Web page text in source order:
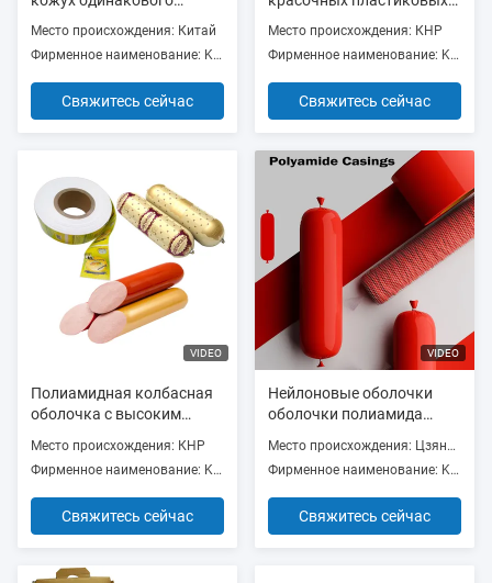
качества 24 мм
съедобный для сосисок
Место происхождения: Китай
Фирменное наименование: Kingred
Свяжитесь сейчас
Место происхождения: КНР
Фирменное наименование: Kingred
Свяжитесь сейчас
VIDEO
Полиамидная колбасная
оболочка с высоким
Место происхождения: КНР
Фирменное наименование: Kingred
Свяжитесь сейчас
VIDEO
Нейлоновые оболочки
оболочки полиамида
сжимающиеся с 5 слоями
экструзии для упаковки
мясной колбасы
Место происхождения: Цзянсу, Китай
Фирменное наименование: Kingred
Свяжитесь сейчас